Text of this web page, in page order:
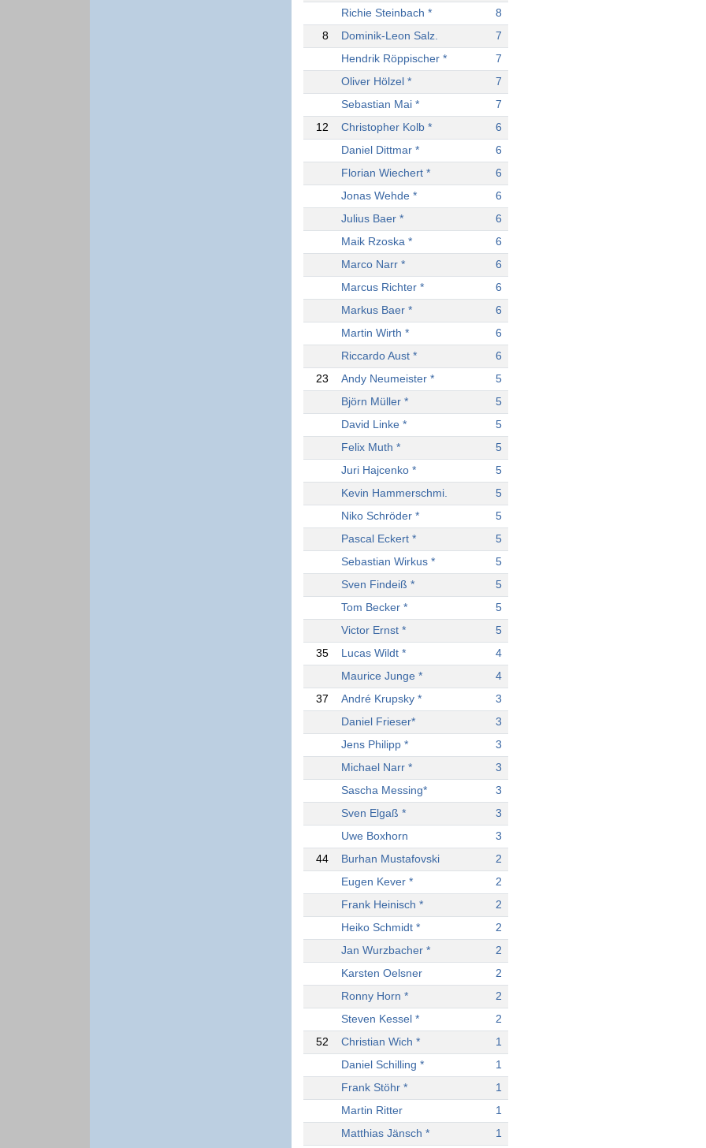
Richie Steinbach *
8
8
Dominik-Leon Salz.
7
Hendrik Röppischer *
7
Oliver Hölzel *
7
Sebastian Mai *
7
12
Christopher Kolb *
6
Daniel Dittmar *
6
Florian Wiechert *
6
Jonas Wehde *
6
Julius Baer *
6
Maik Rzoska *
6
Marco Narr *
6
Marcus Richter *
6
Markus Baer *
6
Martin Wirth *
6
Riccardo Aust *
6
23
Andy Neumeister *
5
Björn Müller *
5
David Linke *
5
Felix Muth *
5
Juri Hajcenko *
5
Kevin Hammerschmi.
5
Niko Schröder *
5
Pascal Eckert *
5
Sebastian Wirkus *
5
Sven Findeiß *
5
Tom Becker *
5
Victor Ernst *
5
35
Lucas Wildt *
4
Maurice Junge *
4
37
André Krupsky *
3
Daniel Frieser*
3
Jens Philipp *
3
Michael Narr *
3
Sascha Messing*
3
Sven Elgaß *
3
Uwe Boxhorn
3
44
Burhan Mustafovski
2
Eugen Kever *
2
Frank Heinisch *
2
Heiko Schmidt *
2
Jan Wurzbacher *
2
Karsten Oelsner
2
Ronny Horn *
2
Steven Kessel *
2
52
Christian Wich *
1
Daniel Schilling *
1
Frank Stöhr *
1
Martin Ritter
1
Matthias Jänsch *
1